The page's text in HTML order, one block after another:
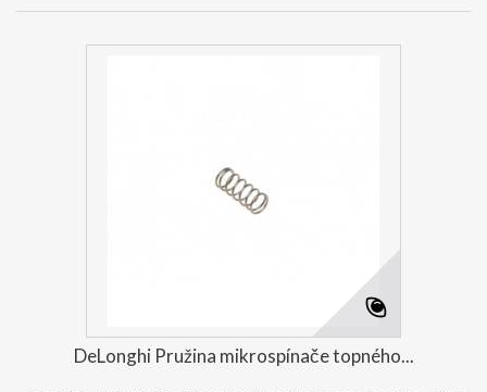
DeLonghi Pružina mikrospínače topného...